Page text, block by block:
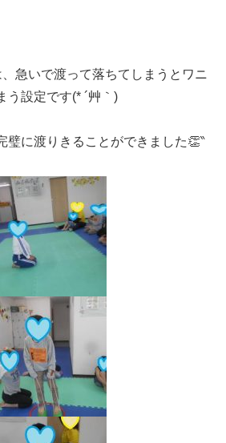
急いで渡って落ちてしまうとワニ
う設定です(* ´艸｀)
璧に渡りきることができました👏‶